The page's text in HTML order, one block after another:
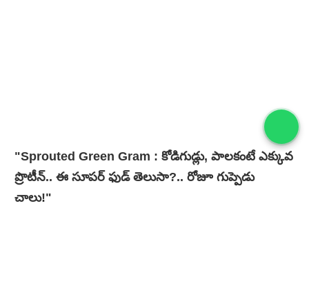
"Sprouted Green Gram : కోడిగుడ్లు, పాలకంటే ఎక్కువ
ప్రొటీన్.. ఈ సూపర్ ఫుడ్ తెలుసా?.. రోజూ గుప్పెడు
చాలు!"